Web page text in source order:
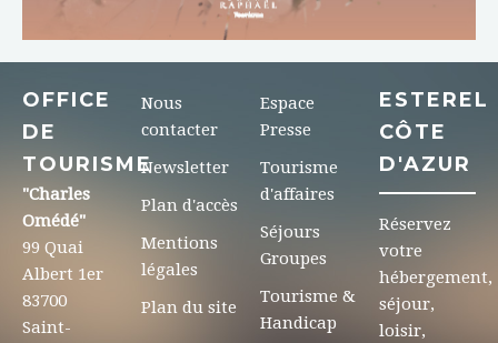
OFFICE
DE
TOURISME
"Charles
Omédé"
99 Quai
Albert 1er
83700
Saint-
Nous
contacter
Newsletter
Plan d'accès
Mentions
légales
Plan du site
Espace
Presse
Tourisme
d'affaires
Séjours
Groupes
Tourisme &
Handicap
ESTEREL
CÔTE
D'AZUR
Réservez
votre
hébergement,
séjour,
loisir,